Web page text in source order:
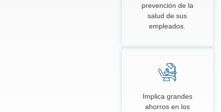
prevención de la
salud de sus
empleados.
Implica grandes
ahorros en los